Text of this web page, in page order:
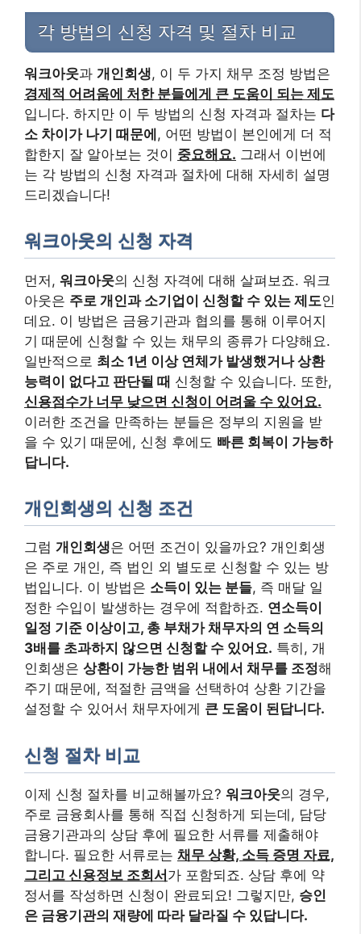
각 방법의 신청 자격 및 절차 비교
워크아웃과 개인회생, 이 두 가지 채무 조정 방법은
경제적 어려움에 처한 분들에게 큰 도움이 되는 제도
입니다. 하지만 이 두 방법의 신청 자격과 절차는 다
소 차이가 나기 때문에, 어떤 방법이 본인에게 더 적
합한지 잘 알아보는 것이 중요해요. 그래서 이번에
는 각 방법의 신청 자격과 절차에 대해 자세히 설명
드리겠습니다!
워크아웃의 신청 자격
먼저, 워크아웃의 신청 자격에 대해 살펴보죠. 워크
아웃은 주로 개인과 소기업이 신청할 수 있는 제도인
데요. 이 방법은 금융기관과 협의를 통해 이루어지
기 때문에 신청할 수 있는 채무의 종류가 다양해요.
일반적으로 최소 1년 이상 연체가 발생했거나 상환
능력이 없다고 판단될 때 신청할 수 있습니다. 또한,
신용점수가 너무 낮으면 신청이 어려울 수 있어요.
이러한 조건을 만족하는 분들은 정부의 지원을 받
을 수 있기 때문에, 신청 후에도 빠른 회복이 가능하
답니다.
개인회생의 신청 조건
그럼 개인회생은 어떤 조건이 있을까요? 개인회생
은 주로 개인, 즉 법인 외 별도로 신청할 수 있는 방
법입니다. 이 방법은 소득이 있는 분들, 즉 매달 일
정한 수입이 발생하는 경우에 적합하죠. 연소득이
일정 기준 이상이고, 총 부채가 채무자의 연 소득의
3배를 초과하지 않으면 신청할 수 있어요. 특히, 개
인회생은 상환이 가능한 범위 내에서 채무를 조정해
주기 때문에, 적절한 금액을 선택하여 상환 기간을
설정할 수 있어서 채무자에게 큰 도움이 된답니다.
신청 절차 비교
이제 신청 절차를 비교해볼까요? 워크아웃의 경우,
주로 금융회사를 통해 직접 신청하게 되는데, 담당
금융기관과의 상담 후에 필요한 서류를 제출해야
합니다. 필요한 서류로는 채무 상황, 소득 증명 자료,
그리고 신용정보 조회서 가 포함되죠. 상담 후에 약
정서를 작성하면 신청이 완료되요! 그렇지만, 승인
은 금융기관의 재량에 따라 달라질 수 있답니다.